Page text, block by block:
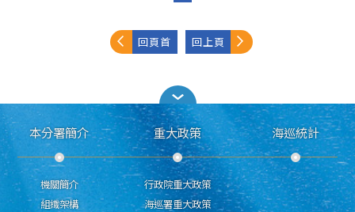
回頁首 回上頁
本分署簡介
機關簡介
組織架構
重大政策
行政院重大政策
海巡署重大政策
海巡統計